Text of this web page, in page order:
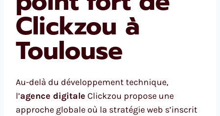
Clickzou à
Toulouse
Au-delà du développement technique,
l’agence digitale Clickzou propose une
approche globale où la stratégie web s’inscrit